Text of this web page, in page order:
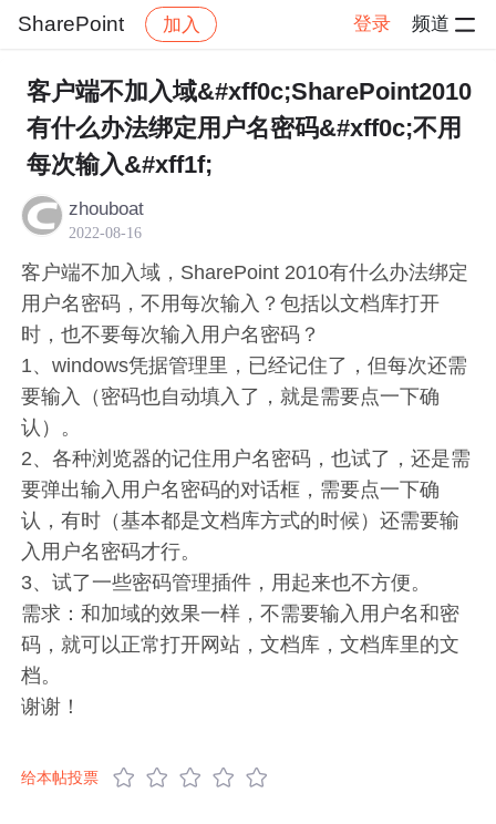
SharePoint 加入 登录 频道
社区 SharePoint 帖子详情
客户端不加入域&#xff0c;SharePoint2010
有什么办法绑定用户名密码&#xff0c;不用
每次输入&#xff1f;
zhouboat
2022-08-16
客户端不加入域，SharePoint 2010有什么办法绑定
用户名密码，不用每次输入？包括以文档库打开
时，也不要每次输入用户名密码？
1、windows凭据管理里，已经记住了，但每次还需
要输入（密码也自动填入了，就是需要点一下确
认）。
2、各种浏览器的记住用户名密码，也试了，还是需
要弹出输入用户名密码的对话框，需要点一下确
认，有时（基本都是文档库方式的时候）还需要输
入用户名密码才行。
3、试了一些密码管理插件，用起来也不方便。
需求：和加域的效果一样，不需要输入用户名和密
码，就可以正常打开网站，文档库，文档库里的文
档。
谢谢！
给本帖投票